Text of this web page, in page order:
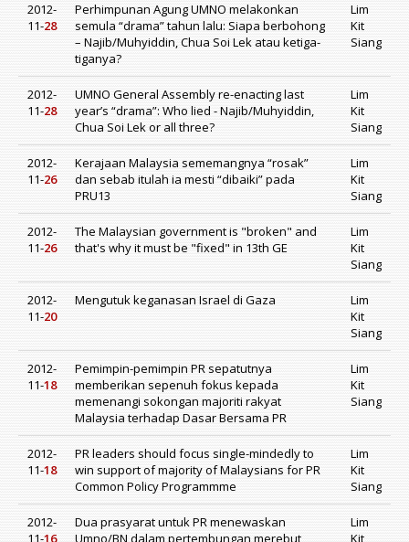
2012-
11-28
Perhimpunan Agung UMNO melakonkan
semula “drama” tahun lalu: Siapa berbohong
– Najib/Muhyiddin, Chua Soi Lek atau ketiga-
tiganya?
Lim
Kit
Siang
2012-
11-28
UMNO General Assembly re-enacting last
year’s “drama”: Who lied - Najib/Muhyiddin,
Chua Soi Lek or all three?
Lim
Kit
Siang
2012-
11-26
Kerajaan Malaysia sememangnya “rosak”
dan sebab itulah ia mesti “dibaiki” pada
PRU13
Lim
Kit
Siang
2012-
11-26
The Malaysian government is "broken" and
that's why it must be "fixed" in 13th GE
Lim
Kit
Siang
2012-
11-20
Mengutuk keganasan Israel di Gaza
Lim
Kit
Siang
2012-
11-18
Pemimpin-pemimpin PR sepatutnya
memberikan sepenuh fokus kepada
memenangi sokongan majoriti rakyat
Malaysia terhadap Dasar Bersama PR
Lim
Kit
Siang
2012-
11-18
PR leaders should focus single-mindedly to
win support of majority of Malaysians for PR
Common Policy Programmme
Lim
Kit
Siang
2012-
11-16
Dua prasyarat untuk PR menewaskan
Umno/BN dalam pertembungan merebut
Lim
Kit